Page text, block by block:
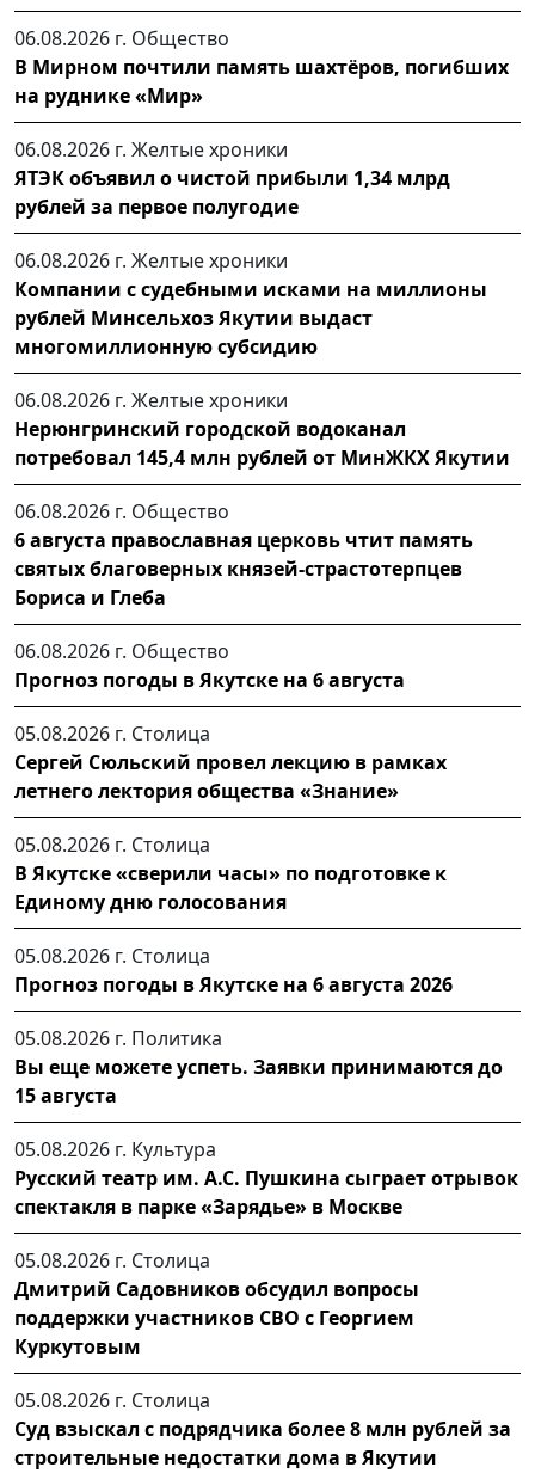
06.08.2026 г. Общество
В Мирном почтили память шахтёров, погибших
на руднике «Мир»
06.08.2026 г. Желтые хроники
ЯТЭК объявил о чистой прибыли 1,34 млрд
рублей за первое полугодие
06.08.2026 г. Желтые хроники
Компании с судебными исками на миллионы
рублей Минсельхоз Якутии выдаст
многомиллионную субсидию
06.08.2026 г. Желтые хроники
Нерюнгринский городской водоканал
потребовал 145,4 млн рублей от МинЖКХ Якутии
06.08.2026 г. Общество
6 августа православная церковь чтит память
святых благоверных князей-страстотерпцев
Бориса и Глеба
06.08.2026 г. Общество
Прогноз погоды в Якутске на 6 августа
05.08.2026 г. Столица
Сергей Сюльский провел лекцию в рамках
летнего лектория общества «Знание»
05.08.2026 г. Столица
В Якутске «сверили часы» по подготовке к
Единому дню голосования
05.08.2026 г. Столица
Прогноз погоды в Якутске на 6 августа 2026
05.08.2026 г. Политика
Вы еще можете успеть. Заявки принимаются до
15 августа
05.08.2026 г. Культура
Русский театр им. А.С. Пушкина сыграет отрывок
спектакля в парке «Зарядье» в Москве
05.08.2026 г. Столица
Дмитрий Садовников обсудил вопросы
поддержки участников СВО с Георгием
Куркутовым
05.08.2026 г. Столица
Суд взыскал с подрядчика более 8 млн рублей за
строительные недостатки дома в Якутии